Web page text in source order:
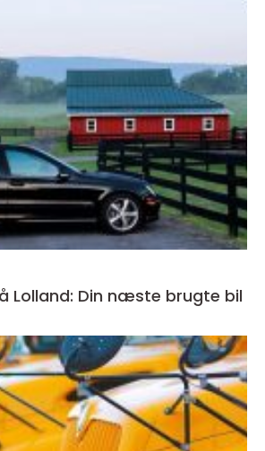
Lolland: Din næste brugte bil